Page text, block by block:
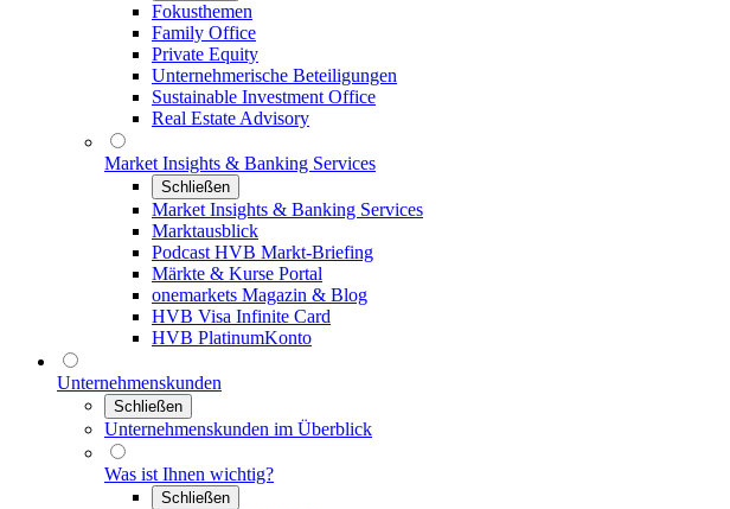
Fokusthemen
Family Office
Private Equity
Unternehmerische Beteiligungen
Sustainable Investment Office
Real Estate Advisory
Market Insights & Banking Services
Schließen
Market Insights & Banking Services
Marktausblick
Podcast HVB Markt-Briefing
Märkte & Kurse Portal
onemarkets Magazin & Blog
HVB Visa Infinite Card
HVB PlatinumKonto
Unternehmenskunden
Schließen
Unternehmenskunden im Überblick
Was ist Ihnen wichtig?
Schließen